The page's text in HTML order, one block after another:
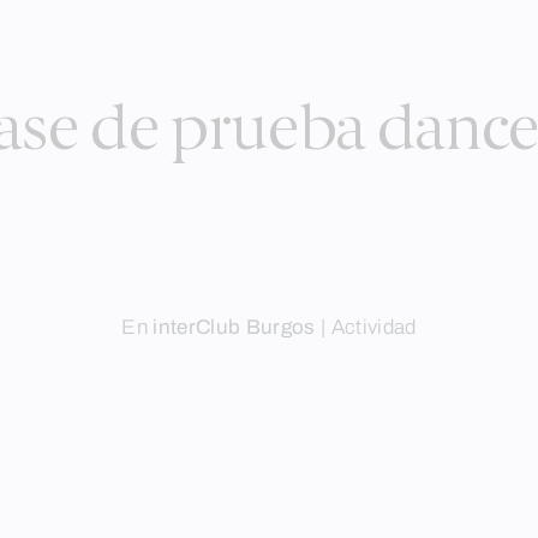
de prueba
En interClub Burgos Actividad